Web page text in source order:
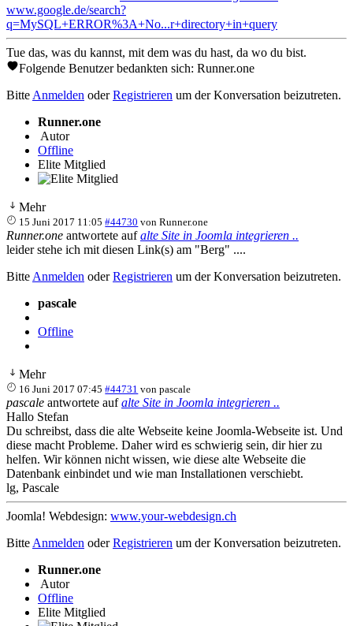
www.google.de/search?
q=MySQL+ERROR%3A+No...r+directory+in+query
Tue das, was du kannst, mit dem was du hast, da wo du bist.
Folgende Benutzer bedankten sich: Runner.one
Bitte Anmelden oderRegistrieren um der Konversation beizutreten.
Runner.one
Autor
Offline
Elite Mitglied
Mehr
15 Juni 2017 11:05 #44730 vonRunner.one
Runner.one antwortete aufalte Site in Joomla integrieren ..
leider stehe ich mit diesen Link(s) am "Berg" ....
Bitte Anmelden oderRegistrieren um der Konversation beizutreten.
pascale
Offline
Mehr
16 Juni 2017 07:45 #44731 vonpascale
pascale antwortete aufalte Site in Joomla integrieren ..
Hallo Stefan
Du schreibst, dass die alte Webseite keine Joomla-Webseite ist. Und
diese macht Probleme. Daher wird es schwierig sein, dir hier zu
helfen. Wir können nicht wissen, wie diese alte Webseite die
Datenbank einbindet und wie man Installationen verschiebt.
lg, Pascale
Joomla! Webdesign: www.your-webdesign.ch
Bitte Anmelden oderRegistrieren um der Konversation beizutreten.
Runner.one
Autor
Offline
Elite Mitglied